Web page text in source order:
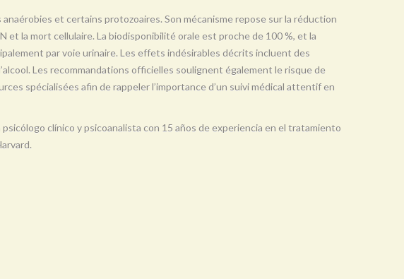
et certains protozoaires. Son mécanisme repose sur la réduction
la mort cellulaire. La biodisponibilité orale est proche de 100 %, et la
par voie urinaire. Les effets indésirables décrits incluent des
Les recommandations officielles soulignent également le risque de
spécialisées afin de rappeler l’importance d’un suivi médical attentif en
psicólogo clínico y psicoanalista con 15 años de experiencia en el tratamiento